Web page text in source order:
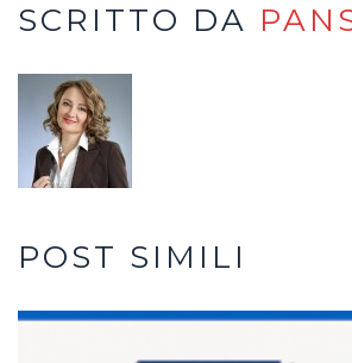
SCRITTO DA
POST SIMILI